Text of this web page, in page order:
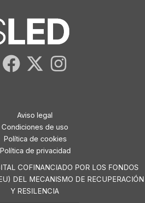
Aviso legal
Condiciones de uso
Política de cookies
Política de privacidad
COFINANCIADO POR LOS FONDOS
DEL MECANISMO DE RECUPERACIÓN
Y RESILENCIA